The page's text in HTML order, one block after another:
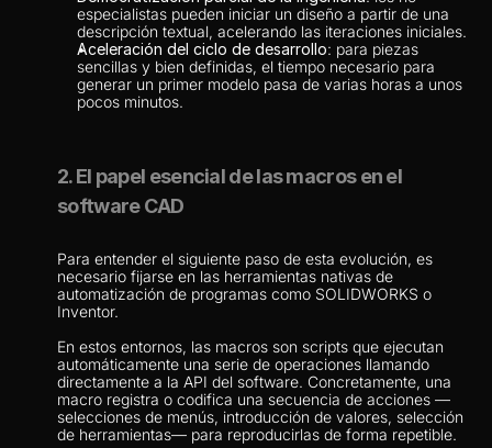
especialistas pueden iniciar un diseño a partir de una
descripción textual, acelerando las iteraciones iniciales.
Aceleración del ciclo de desarrollo: para piezas
sencillas y bien definidas, el tiempo necesario para
generar un primer modelo pasa de varias horas a unos
pocos minutos.
2. El papel esencial de las macros en el
software CAD
Para entender el siguiente paso de esta evolución, es
necesario fijarse en las herramientas nativas de
automatización de programas como SOLIDWORKS o
Inventor.
En estos entornos, las macros son scripts que ejecutan
automáticamente una serie de operaciones llamando
directamente a la API del software. Concretamente, una
macro registra o codifica una secuencia de acciones —
selecciones de menús, introducción de valores, selección
de herramientas— para reproducirlas de forma repetible.